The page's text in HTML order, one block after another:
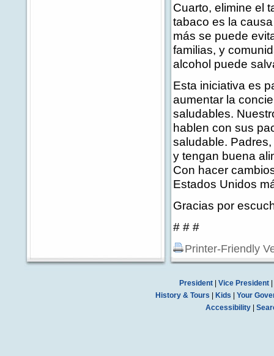
Cuarto, elimine el
tabaco es la
más se puede
familias, y
alcohol puede
Esta iniciativa es
aumentar la
saludables.
hablen con sus
saludable.
y tengan buena
Con hacer
Estados Unidos
Gracias por
# # #
Printer-Friendly
President| Vice President|
History & Tours
Kids
Your
Accessibility